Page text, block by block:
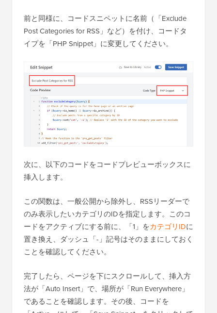
前と同様に、コードスニペットに名前（「Exclude
Post Categories for RSS」など）を付け、コードタ
イプを「PHP Snippet」に変更してください。
次に、以下のコードをコードプレビューボックスに
挿入します。
この関数は、一般公開から除外し、RSSリーダーで
のみ表示したいカテゴリのIDを指定します。このコ
ードをアクティブにする前に、「1」をカテゴリIDに
置き換え、ダッシュ「-」記号はそのままにしておく
ことを確認してください。
完了したら、ページを下にスクロールして、挿入方
法が「Auto Insert」で、場所が「Run Everywhere」
であることを確認します。その後、コードを